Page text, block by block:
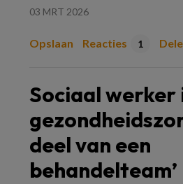
03 MRT 2026
Opslaan Reacties 1
Sociaal werker
deel van een
behandelteam’